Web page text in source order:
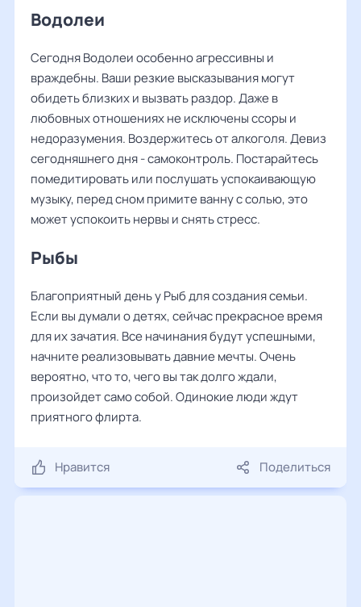
Водолеи
Сегодня Водолеи особенно агрессивны и
враждебны. Ваши резкие высказывания могут
обидеть близких и вызвать раздор. Даже в
любовных отношениях не исключены ссоры и
недоразумения. Воздержитесь от алкоголя. Девиз
сегодняшнего дня - самоконтроль. Постарайтесь
помедитировать или послушать успокаивающую
музыку, перед сном примите ванну с солью, это
может успокоить нервы и снять стресс.
Рыбы
Благоприятный день у Рыб для создания семьи.
Если вы думали о детях, сейчас прекрасное время
для их зачатия. Все начинания будут успешными,
начните реализовывать давние мечты. Очень
вероятно, что то, чего вы так долго ждали,
произойдет само собой. Одинокие люди ждут
приятного флирта.
Нравится Поделиться